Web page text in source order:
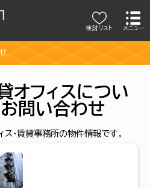
検討リスト メニュー
オフィスについ
問い合わせ
・賃貸事務所の物件情報です。